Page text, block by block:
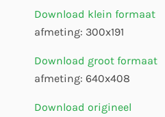
Download klein formaat
afmeting: 300x191
Download groot formaat
afmeting: 640x408
Download origineel